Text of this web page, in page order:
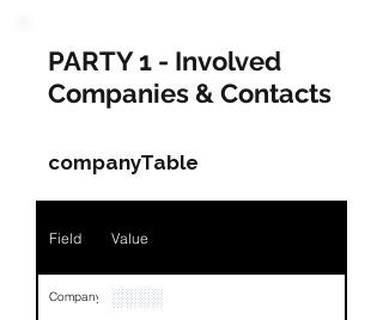
PARTY 1 - Involved
Companies & Contacts
companyTable
Field Value
Company ░░░░